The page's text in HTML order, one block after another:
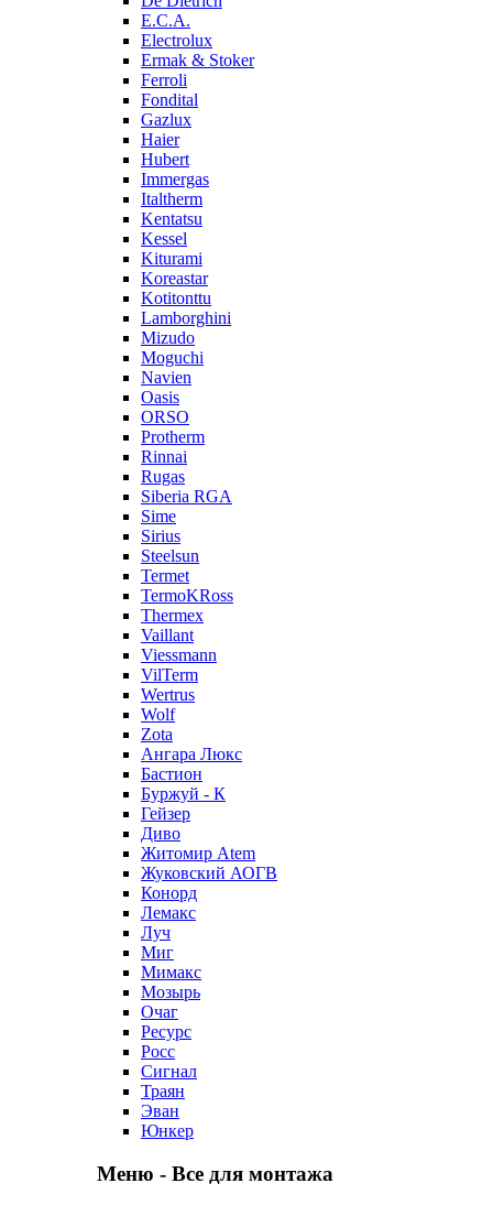
E.C.A.
Electrolux
Ermak & Stoker
Ferroli
Fondital
Gazlux
Haier
Hubert
Immergas
Italtherm
Kentatsu
Kessel
Kiturami
Koreastar
Kotitonttu
Lamborghini
Mizudo
Moguchi
Navien
Oasis
ORSO
Protherm
Rinnai
Rugas
Siberia RGA
Sime
Sirius
Steelsun
Termet
TermoKRoss
Thermex
Vaillant
Viessmann
VilTerm
Wertrus
Wolf
Zota
Ангара Люкс
Бастион
Буржуй - К
Гейзер
Диво
Житомир Аtem
Жуковский АОГВ
Конорд
Лемакс
Луч
Миг
Мимакс
Мозырь
Очаг
Ресурс
Росс
Сигнал
Траян
Эван
Юнкер
Меню - Все для монтажа